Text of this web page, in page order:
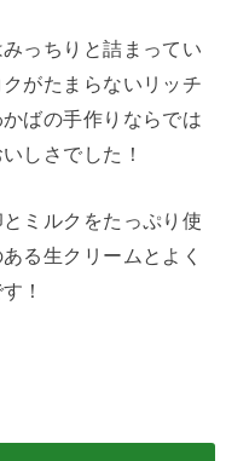
っちりと詰まってい
がたまらないリッチ
ばの手作りならでは
しさでした！
ミルクをたっぷり使
る生クリームとよく
！